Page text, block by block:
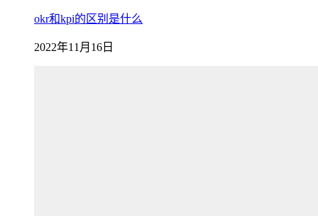
okr和kpi的区别是什么
2022年11月16日